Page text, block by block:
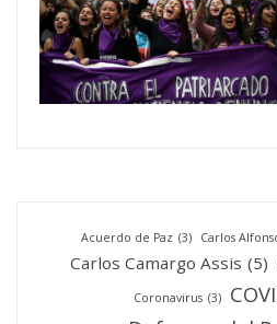
Acuerdo de Paz (3) Carlos
Carlos Camargo Assis (5)
Coronavirus (3)